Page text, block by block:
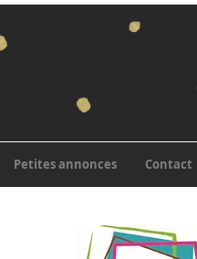
Petites annonces Contact